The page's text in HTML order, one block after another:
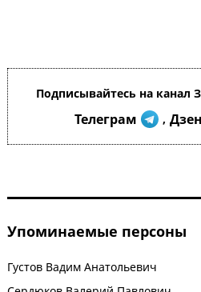
Подписывайтесь на канал
Телеграм ,
Упоминаемые персоны
Густов Вадим Анатольевич